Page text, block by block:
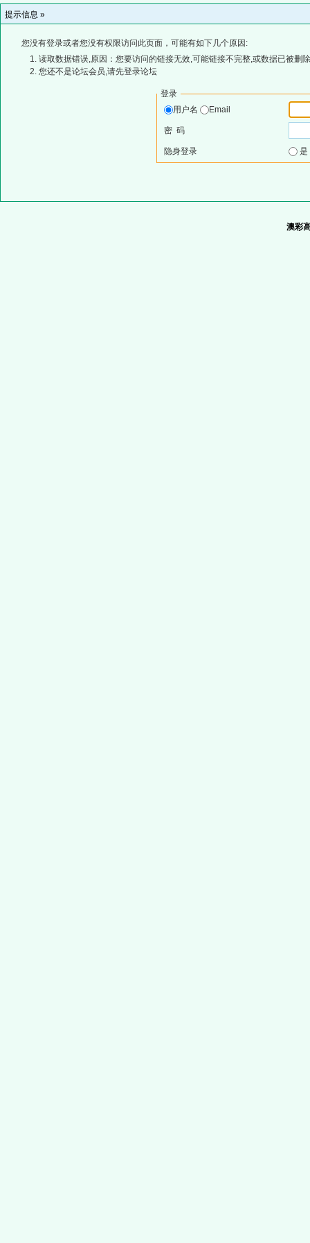
提示信息 »
您没有登录或者您没有权限访问此页面，可能有如下几个原因:
读取数据错误,原因：您要访问的链接无效,可能链接不完整,或数据已被删
您还不是论坛会员,请先登录论坛
登录
用户名
Email
密 码
隐身登录
澳彩